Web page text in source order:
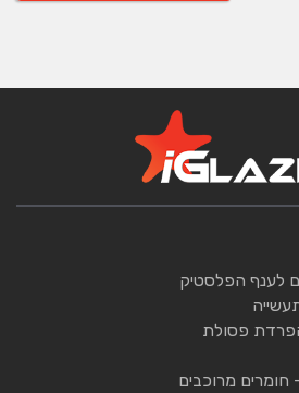
לענף הפלסטיק
פסולת
חומרים מרוכבים